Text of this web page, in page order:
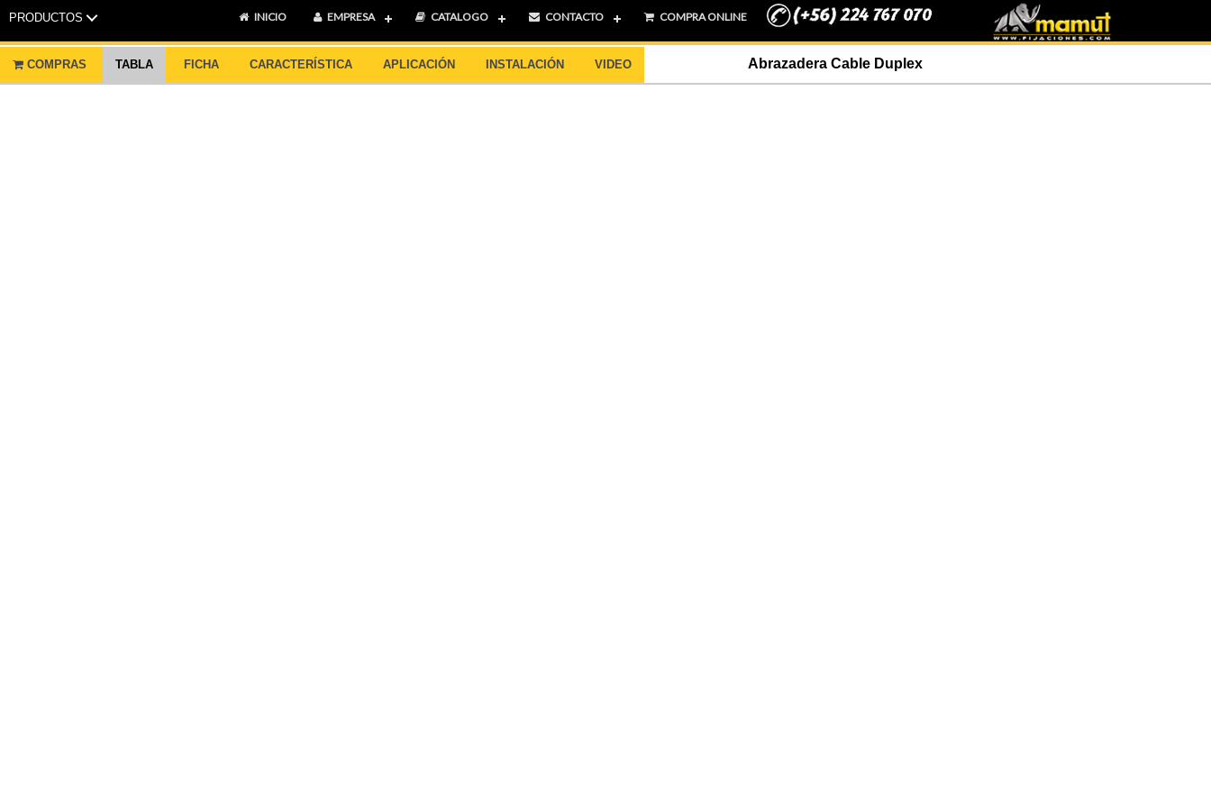
PRODUCTOS INICIO EMPRESA CATALOGO CONTACTO COMPRA ONLINE
Abrazadera Cable Duplex
COMPRAS TABLA FICHA CARACTERÍSTICA APLICACIÓN INSTALACIÓN VIDEO